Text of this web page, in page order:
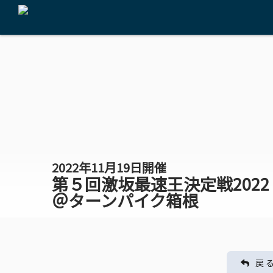
2022年11月19日開催
第５回激坂最速王決定戦2022
＠ターンパイク箱根
戻